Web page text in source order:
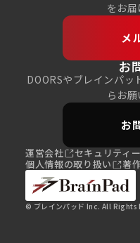
をお届
メ
お
DOORSやブレインパ
らお願
お
運営会社 セキュリティ
個人情報の取り扱い
著
© ブレインパッド Inc. All Rights